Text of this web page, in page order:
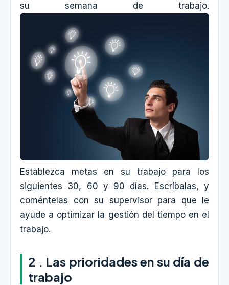
su semana de trabajo.
Establezca metas en su trabajo para los
siguientes 30, 60 y 90 días. Escríbalas, y
coméntelas con su supervisor para que le
ayude a optimizar la gestión del tiempo en el
trabajo.
2 . Las prioridades en su día de
trabajo